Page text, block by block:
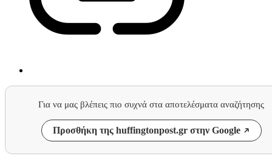
Για να μας βλέπεις πιο συχνά στα αποτελέσματα αναζήτησης
Προσθήκη της huffingtonpost.gr στην Google